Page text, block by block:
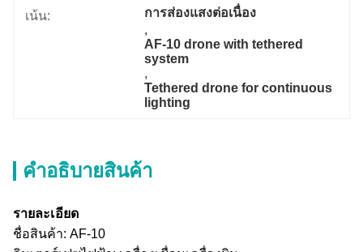
เน้น:
การส่องแสงต่อเนื่อง
,
AF-10 drone with tethered
system
,
Tethered drone for continuous
lighting
คําอธิบายสินค้า
รายละเอียด
ชื่อสินค้า: AF-10